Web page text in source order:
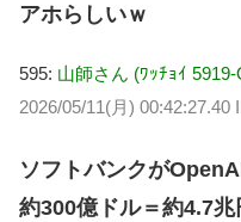
アホらしいｗ
595: 山師さん (ﾜｯﾁｮｲ
2026/05/11(月) 00:42:27.40
ソフトバンクが
約300億ドル＝約4.7兆